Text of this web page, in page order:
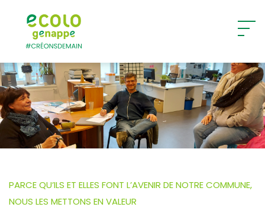
Ecolo – Genappe
PARCE QU’ILS ET ELLES FONT L’AVENIR DE NOTRE COMMUNE,
NOUS LES METTONS EN VALEUR